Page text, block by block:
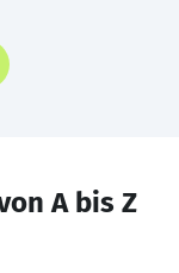
A bis Z